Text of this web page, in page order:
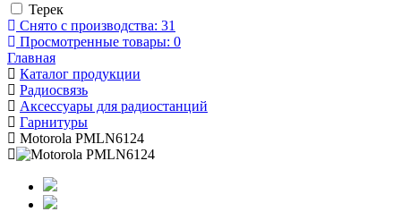
Терек
Снято с производства: 31
Просмотренные товары: 0
Главная
Каталог продукции
Радиосвязь
Аксессуары для радиостанций
Гарнитуры
Motorola PMLN6124